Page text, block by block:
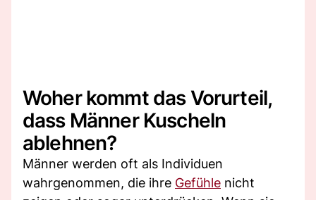
Woher kommt das Vorurteil,
dass Männer Kuscheln
ablehnen?
Männer werden oft als Individuen
wahrgenommen, die ihre Gefühle nicht